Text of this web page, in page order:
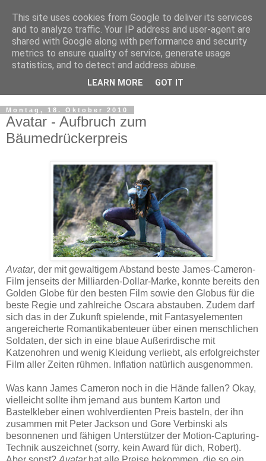
Montag, 18. Oktober 2010
Avatar - Aufbruch zum
Bäumedrückerpreis
Avatar, der mit gewaltigem Abstand beste James-Cameron-
Film jenseits der Milliarden-Dollar-Marke, konnte bereits den
Golden Globe für den besten Film sowie den Globus für die
beste Regie und zahlreiche Oscara abstauben. Zudem darf
sich das in der Zukunft spielende, mit Fantasyelementen
angereicherte Romantikabenteuer über einen menschlichen
Soldaten, der sich in eine blaue Außerirdische mit
Katzenohren und wenig Kleidung verliebt, als erfolgreichster
Film aller Zeiten rühmen. Inflation natürlich ausgenommen.
Was kann James Cameron noch in die Hände fallen? Okay,
vielleicht sollte ihm jemand aus buntem Karton und
Bastelkleber einen wohlverdienten Preis basteln, der ihn
zusammen mit Peter Jackson und Gore Verbinski als
besonnenen und fähigen Unterstützer der Motion-Capturing-
Technik auszeichnet (sorry, kein Award für dich, Robert).
This site uses cookies from Google to deliver its services
and to analyze traffic. Your IP address and user-agent are
shared with Google along with performance and security
metrics to ensure quality of service, generate usage
statistics, and to detect and address abuse.
LEARN MORE GOT IT